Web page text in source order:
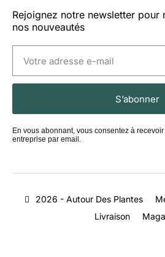
Rejoignez notre newsletter pour
nos nouveautés
S’abonner
En vous abonnant, vous consentez à
entreprise par email.
2026 - Autour Des Plantes
Livraison